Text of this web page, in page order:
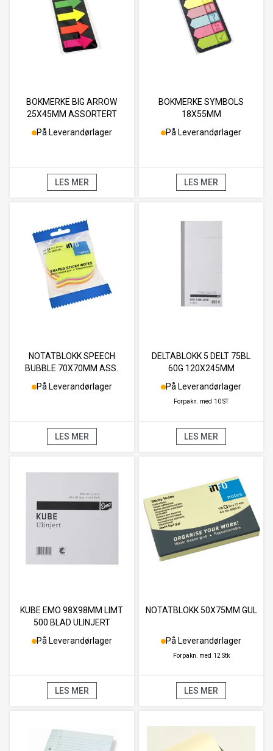
BOKMERKE BIG ARROW
25X45MM ASSORTERT
På Leverandørlager
LES MER
BOKMERKE SYMBOLS
18X55MM
På Leverandørlager
LES MER
NOTATBLOKK SPEECH
BUBBLE 70X70MM ASS.
På Leverandørlager
LES MER
DELTABLOKK 5 DELT 75BL
60G 120X245MM
På Leverandørlager
Forpakn. med 10 ST
LES MER
KUBE EMO 98X98MM LIMT
500 BLAD ULINJERT
På Leverandørlager
LES MER
NOTATBLOKK 50X75MM GUL
På Leverandørlager
Forpakn. med 12 Stk
LES MER